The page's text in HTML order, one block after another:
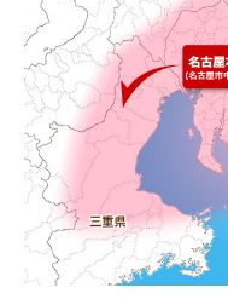
リーズナブルで、
いる会社だなと思
期待通りにきちん
【注文からどのく
工事日を自分から
遅れることもなく
【その他感想・コ
保証書に添付する